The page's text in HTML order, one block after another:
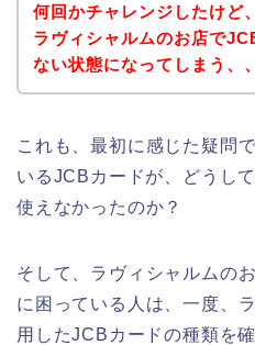
何回かチャレンジしたけど
ラヴィシャルムのお店で
ない状態になってしまう、
これも、最初に感じた疑問
いるJCBカードが、どうし
使えなかったのか？
そして、ラヴィシャルムの
に困っている人は、一度、
用したJCBカードの種類を